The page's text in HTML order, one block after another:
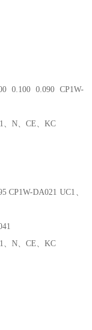
0.100 0.090 CP1W-
、N、CE、KC
CP1W-DA021 UC1、
、N、CE、KC